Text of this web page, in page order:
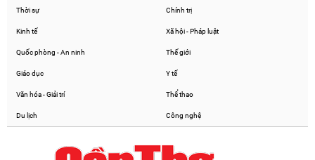
Thời sự Chính trị
Kinh tế Xã hội - Pháp luật
Quốc phòng - An ninh Thế giới
Giáo dục Y tế
Văn hóa - Giải trí Thể thao
Du lịch Công nghệ